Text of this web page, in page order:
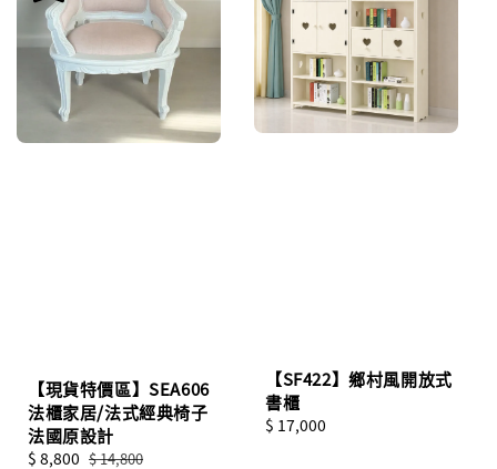
【現貨特價區】SEA606
法櫃家居/法式經典椅子
法國原設計
Sale
$ 8,800 Regular
$ 14,800
【SF422】鄉村風開放式
書櫃
Regular
$ 17,000